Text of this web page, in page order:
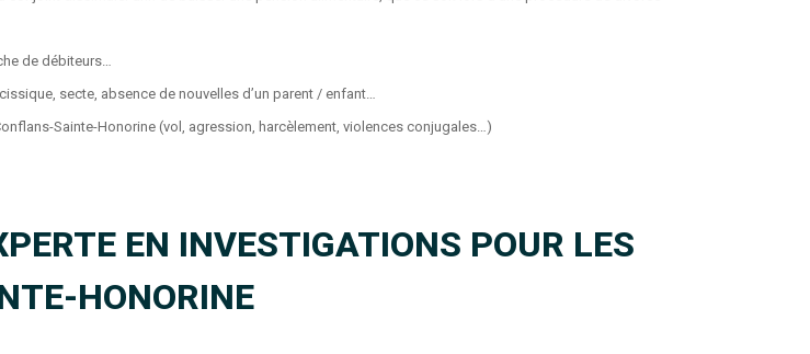
de débiteurs…
secte, absence de nouvelles d’un parent / enfant…
Sainte-Honorine (vol, agression, harcèlement, violences conjugales…)
EN INVESTIGATIONS POUR LES
HONORINE